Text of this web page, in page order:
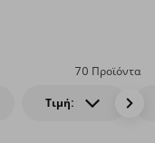
Τιμή:
70 Προϊόντα